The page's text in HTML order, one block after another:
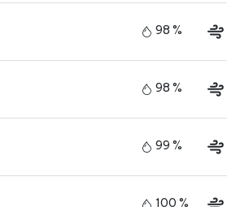
98 %
98 %
99 %
100 %